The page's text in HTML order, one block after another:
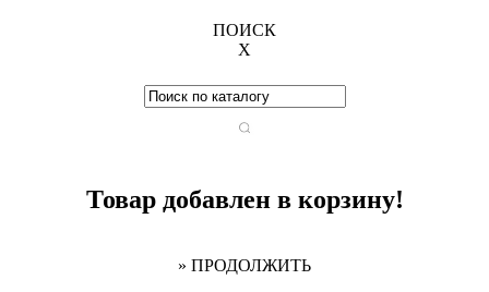
ПОИСК
X
Товар добавлен в корзину!
» ПРОДОЛЖИТЬ